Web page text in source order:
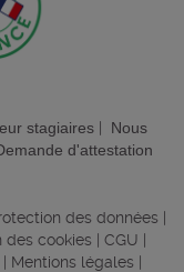
stagiaires| Nous
d'attestation
des données
des cookies CGU
Mentions légales